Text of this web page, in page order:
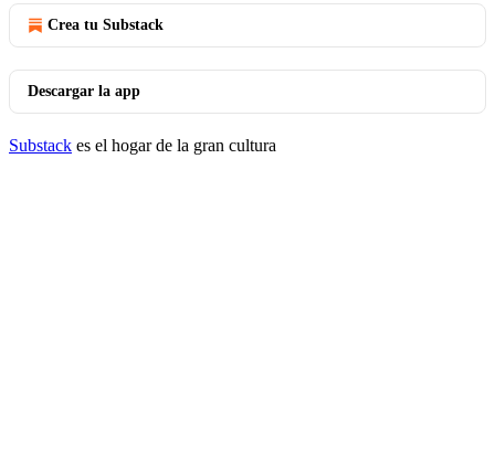
Crea tu Substack
Descargar la app
Substack es el hogar de la gran cultura